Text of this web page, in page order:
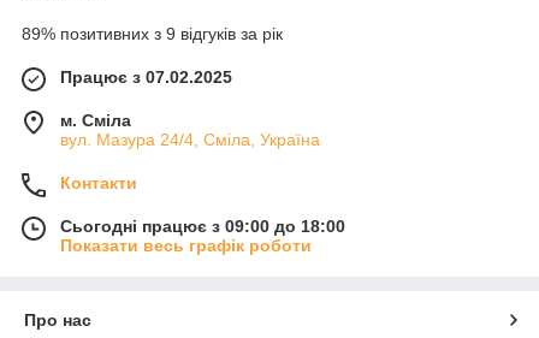
89% позитивних з 9 відгуків за рік
Працює з 07.02.2025
м. Сміла
вул. Мазура 24/4, Сміла, Україна
Контакти
Сьогодні працює з 09:00 до 18:00
Показати весь графік роботи
Про нас